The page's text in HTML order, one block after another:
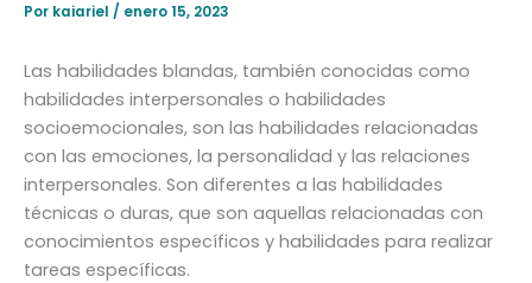
Por kaiariel / enero 15, 2023
Las habilidades blandas, también conocidas como
habilidades interpersonales o habilidades
socioemocionales, son las habilidades relacionadas
con las emociones, la personalidad y las relaciones
interpersonales. Son diferentes a las habilidades
técnicas o duras, que son aquellas relacionadas con
conocimientos específicos y habilidades para realizar
tareas específicas.